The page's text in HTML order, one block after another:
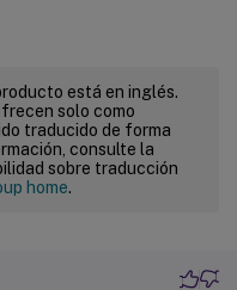
está en inglés.
solo como
traducido de forma
consulte la
sobre traducción
home.